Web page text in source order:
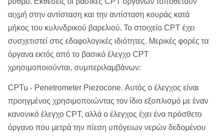
αιχμή στην αντίσταση και την αντίσταση κουράς κατά
μήκος του κυλινδρικού βαρελιού. Το στοιχείο CPT έχει
συσχετιστεί στις εδαφολογικές ιδιότητες. Μερικές φορές τα
όργανα εκτός από το βασικό έλεγχο CPT
χρησιμοποιούνται, συμπεριλαμβάνων:
CPTu - Penetrometer Piezocone. Αυτός ο έλεγχος είναι
προηγμένος χρησιμοποιώντας τον ίδιο εξοπλισμό με έναν
κανονικό έλεγχο CPT, αλλά ο έλεγχος έχει ένα πρόσθετο
όργανο που μετρά την πίεση υπόγειων νερών δεδομένου